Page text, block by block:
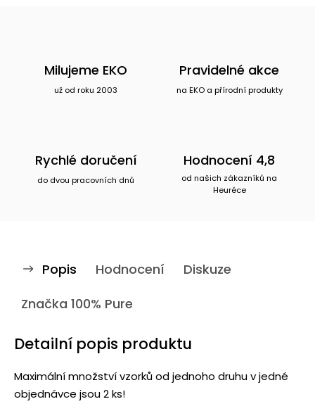
Milujeme EKO
už od roku 2003
Pravidelné akce
na EKO a přírodní produkty
Rychlé doručení
do dvou pracovních dnů
Hodnocení 4,8
od našich zákazníků na
Heuréce
Popis Hodnocení
Diskuze
Značka 100% Pure
Detailní popis produktu
Maximální množství vzorků od jednoho druhu v jedné
objednávce jsou 2 ks!